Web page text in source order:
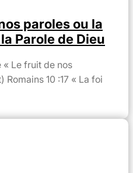
paroles ou la
Parole de Dieu
Le fruit de nos
Romains 10 :17 « La foi